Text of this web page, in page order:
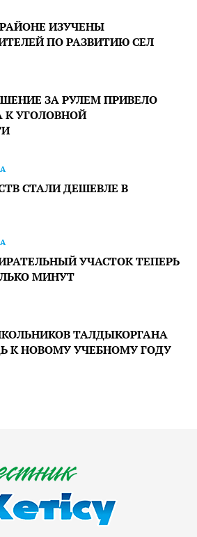
ИЗУЧЕНЫ
ПО РАЗВИТИЮ СЕЛ
ЗА РУЛЕМ ПРИВЕЛО
К УГОЛОВНОЙ
СТАЛИ ДЕШЕВЛЕ В
УЧАСТОК ТЕПЕРЬ
МИНУТ
ТАЛДЫКОРГАНА
К НОВОМУ УЧЕБНОМУ ГОДУ